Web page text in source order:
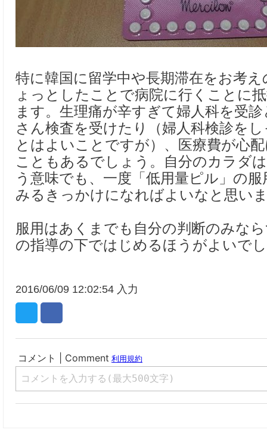
特に韓国に留学中や長期滞在をお考
ょっとしたことで病院に行くことに
ます。生理痛が辛すぎて婦人科を受
さん検査を受けたり（婦人科検診を
とはよいことですが）、医療費が心
こともあるでしょう。自分のカラダ
う意味でも、一度「低用量ピル」の
みるきっかけになればよいなと思い
服用はあくまでも自分の判断のみな
の指導の下ではじめるほうがよいで
2016/06/09 12:02:54 入力